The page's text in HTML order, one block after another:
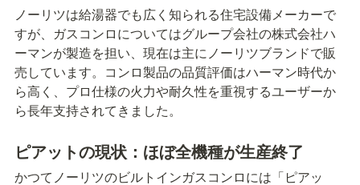
ノーリツは給湯器でも広く知られる住宅設備メーカーで
すが、ガスコンロについてはグループ会社の株式会社ハ
ーマンが製造を担い、現在は主にノーリツブランドで販
売しています。コンロ製品の品質評価はハーマン時代か
ら高く、プロ仕様の火力や耐久性を重視するユーザーか
ら長年支持されてきました。
ピアットの現状：ほぼ全機種が生産終了
かつてノーリツのビルトインガスコンロには「ピアッ